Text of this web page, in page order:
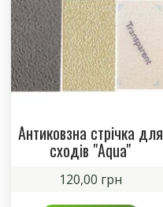
Антиковзна стрічка для
сходів "Aqua"
120,00 грн